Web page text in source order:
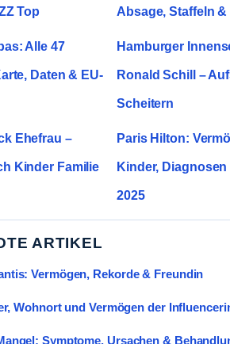
Top Absage, Staffeln
Alle 47
Daten & EU-
Hamburger
Ronald Schill –
Scheitern
Ehefrau –
Kinder Familie
Paris Hilton:
Kinder,
2025
ARTIKEL
Vermögen, Rekorde & Freundin
Wohnort und Vermögen der
Symptome, Ursachen &